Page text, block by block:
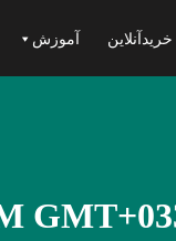
خریدآنلاین آموزش